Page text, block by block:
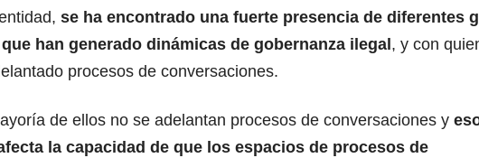
se ha encontrado una fuerte presencia de diferentes
han generado dinámicas de gobernanza ilegal , y con
procesos de conversaciones.
de ellos no se adelantan procesos de conversaciones y
la capacidad de que los espacios de procesos de